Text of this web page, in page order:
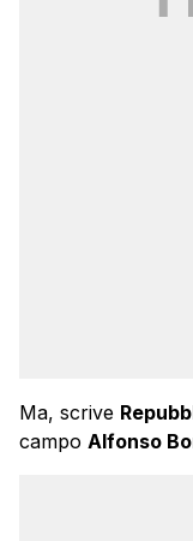
Ma, scrive
campo Alfonso